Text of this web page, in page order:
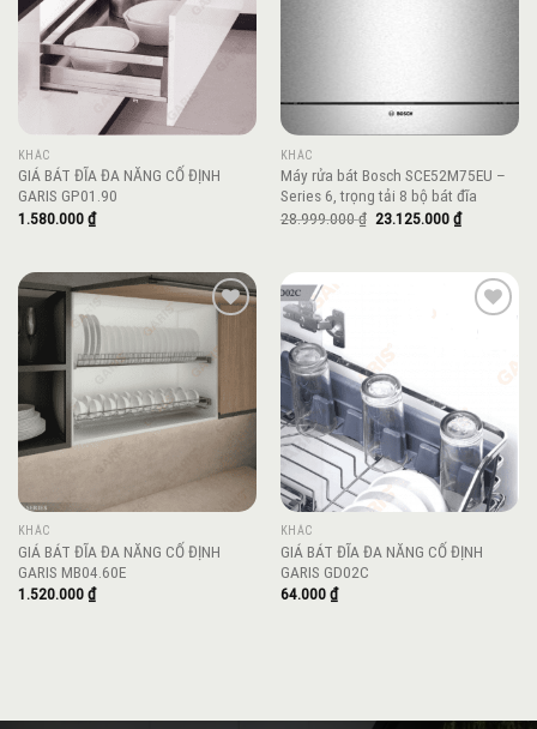
KHÁC
GIÁ BÁT ĐĨA ĐA NĂNG CỐ ĐỊNH
GARIS GP01.90
1.580.000₫
KHÁC
Máy rửa bát Bosch SCE52M75EU –
Series 6, trọng tải 8 bộ bát đĩa
28.999.000₫ Giá
23.125.000₫Giá
hiện
wishlist
KHÁC
GIÁ BÁT ĐĨA ĐA NĂNG CỐ ĐỊNH
GARIS MB04.60E
1.520.000₫
KHÁC
GIÁ BÁT ĐĨA ĐA NĂNG CỐ ĐỊNH
GARIS GD02C
64.000₫